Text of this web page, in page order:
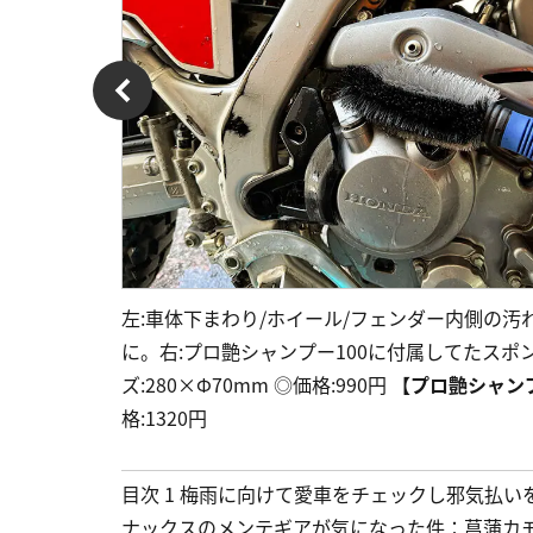
左:車体下まわり/ホイール/フェンダー内側の
に。右:プロ艶シャンプー100に付属してたスポ
ズ:280×Φ70mm ◎価格:990円
【プロ艶シャ
格:1320円
目次 1 梅雨に向けて愛車をチェックし邪気払
ナックスのメンテギアが気になった件：菖蒲